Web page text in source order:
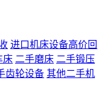
进口机床设备高价回
床 二手磨床 二手锻压
齿轮设备 其他二手机